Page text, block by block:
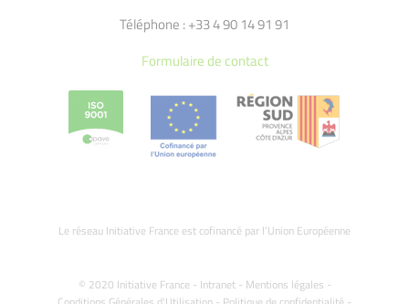
Téléphone : +33 4 90 14 91 91
Formulaire de contact
Le réseau Initiative France est cofinancé par l’Union Européenne
© 2020 Initiative France - Intranet- Mentions légales -